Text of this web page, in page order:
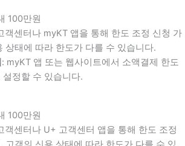
100만원
객센터나 myKT 앱을 통해 한도 조정 신청 가
상태에 따라 한도가 다를 수 있습니다.
: myKT 앱 또는 웹사이트에서 소액결제 한도
설정할 수 있습니다.
100만원
객센터나 U+ 고객센터 앱을 통해 한도 조정